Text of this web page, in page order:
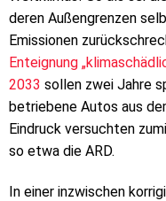
deren Außengrenzen
Emissionen
Enteignung
2033 sollen zwei Jahre
betriebene Autos aus
Eindruck versuchten
so etwa die ARD.
In einer inzwischen